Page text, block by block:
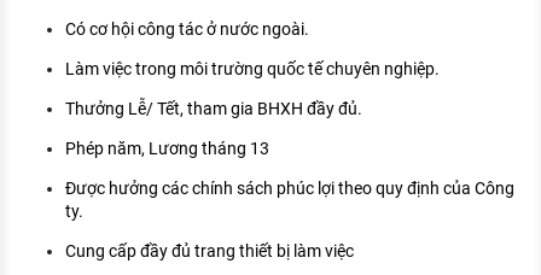
Có cơ hội công tác ở nước ngoài.
Làm việc trong môi trường quốc tế chuyên nghiệp.
Thưởng Lễ/ Tết, tham gia BHXH đầy đủ.
Phép năm, Lương tháng 13
Được hưởng các chính sách phúc lợi theo quy định của Công
ty.
Cung cấp đầy đủ trang thiết bị làm việc